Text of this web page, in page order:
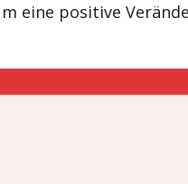
eine positive